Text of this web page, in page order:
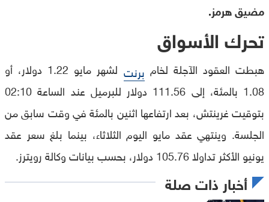
مضيق هرمز.
تحرك الأسواق
هبطت العقود الآجلة لخام برنت
لشهر مايو 1.22 دولار، أو
1.08 بالمئة، إلى 111.56 دولار للبرميل عند الساعة 02:10
بتوقيت غرينتش، بعد ارتفاعها اثنين بالمئة في وقت سابق من
الجلسة. وينتهي عقد مايو اليوم الثلاثاء، بينما بلغ سعر عقد
يونيو الأكثر تداولا 105.76 دولار، بحسب بيانات وكالة رويترز.
أخبار ذات صلة